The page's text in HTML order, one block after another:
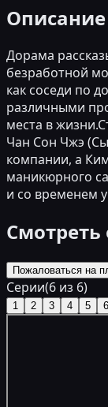
Описание
Дорама
безработной
как соседи по
различными
места в
Чан Сон Чжэ
компании, а
маникюрного
и со временем у
Смотреть
Пожаловаться на
Серии(6 из 6)
1 2 3 4 5 6